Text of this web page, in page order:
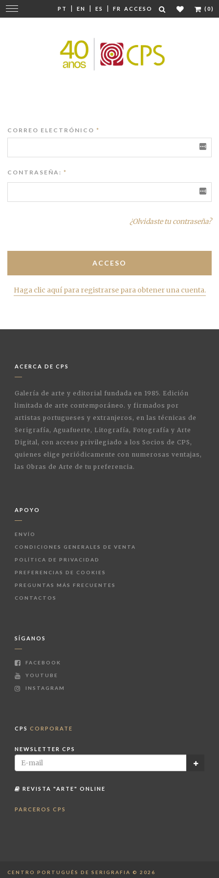
PT | EN | ES | FR ACCESO (0)
Cambiar
navegación
CORREO ELECTRÓNICO *
CONTRASEÑA: *
¿Olvidaste tu contraseña?
Haga clic aquí para registrarse para obtener una cuenta.
ACERCA DE CPS
Galería de arte y editorial fundada en 1985. Edición
limitada de arte contemporáneo. y firmados por
artistas portugueses y extranjeros, en las técnicas de
Serigrafía, Aguafuerte, Litografía, Fotografía y Arte
Digital, con acceso privilegiado a los Socios de CPS,
quienes elige periódicamente con numerosas ventajas,
las Obras de Arte de tu preferencia.
APOYO
ENVÍO
CONDICIONES GENERALES DE VENTA
POLÍTICA DE PRIVACIDAD
PREFERENCIAS DE COOKIES
PREGUNTAS MÁS FRECUENTES
CONTACTOS
SÍGANOS
FACEBOOK
YOUTUBE
INSTAGRAM
CPS CORPORATE
NEWSLETTER CPS
REVISTA "ARTE" ONLINE
PARCEROS CPS
CENTRO PORTUGUÊS DE SERIGRAFIA © 2026